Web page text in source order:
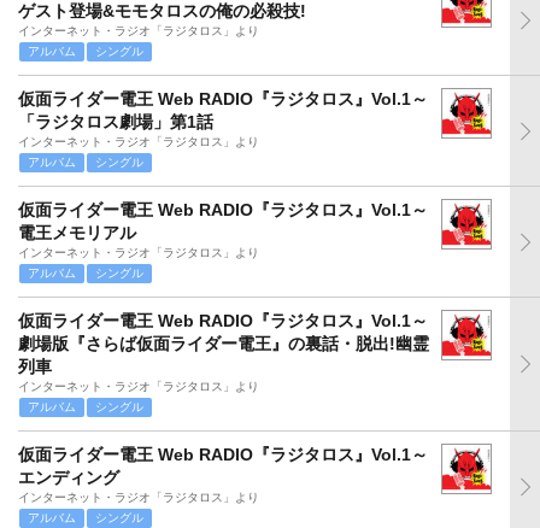
ゲスト登場&モモタロスの俺の必殺技!
インターネット・ラジオ「ラジタロス」より
アルバム
シングル
仮面ライダー電王 Web RADIO『ラジタロス』Vol.1～
「ラジタロス劇場」第1話
インターネット・ラジオ「ラジタロス」より
アルバム
シングル
仮面ライダー電王 Web RADIO『ラジタロス』Vol.1～
電王メモリアル
インターネット・ラジオ「ラジタロス」より
アルバム
シングル
仮面ライダー電王 Web RADIO『ラジタロス』Vol.1～
劇場版『さらば仮面ライダー電王』の裏話・脱出!幽霊
列車
インターネット・ラジオ「ラジタロス」より
アルバム
シングル
仮面ライダー電王 Web RADIO『ラジタロス』Vol.1～
エンディング
インターネット・ラジオ「ラジタロス」より
アルバム
シングル